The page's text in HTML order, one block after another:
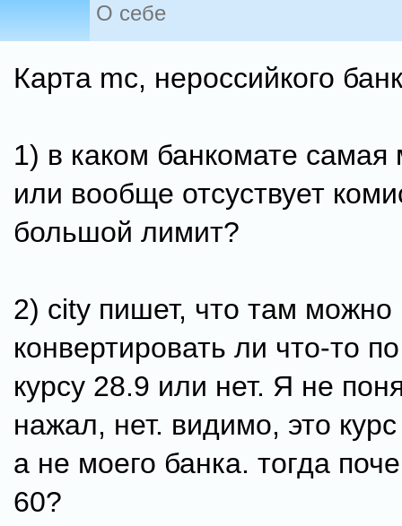
О себе
Карта mc, нероссийкого
1) в каком банкомате самая
или вообще отсуствует
большой лимит?
2) city пишет, что там можно
конвертировать ли что-то
курсу 28.9 или нет. Я не
нажал, нет. видимо, это
а не моего банка. тогда
60?